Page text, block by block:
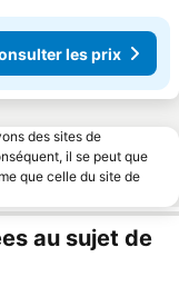
les prix
des sites de
il se peut que
que celle du site de
au sujet de